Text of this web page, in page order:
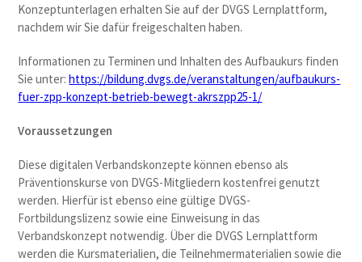
Konzeptunterlagen erhalten Sie auf der DVGS Lernplattform,
nachdem wir Sie dafür freigeschalten haben.
Informationen zu Terminen und Inhalten des Aufbaukurs finden
Sie unter:https://bildung.dvgs.de/veranstaltungen/aufbaukurs-
fuer-zpp-konzept-betrieb-bewegt-akrszpp25-1/
Voraussetzungen
Diese digitalen Verbandskonzepte können ebenso als
Präventionskurse von DVGS-Mitgliedern kostenfrei genutzt
werden. Hierfür ist ebenso eine gültige DVGS-
Fortbildungslizenz sowie eine Einweisung in das
Verbandskonzept notwendig. Über die DVGS Lernplattform
werden die Kursmaterialien, die Teilnehmermaterialien sowie die